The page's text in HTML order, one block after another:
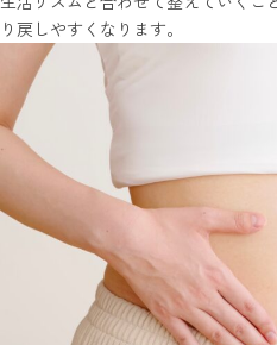
り戻しやすくなります。